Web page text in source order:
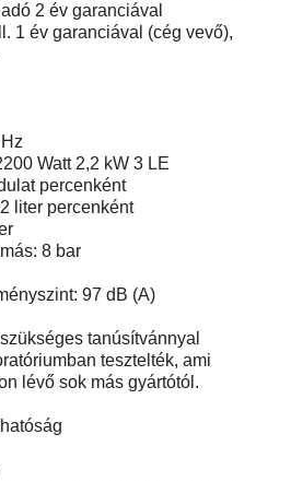
2 év garanciával
1 év garanciával (cég vevő),
Watt 2,2 kW 3 LE
percenként
liter percenként
8 bar
97 dB (A)
tanúsítvánnyal
tesztelték, ami
lévő sok más gyártótól.